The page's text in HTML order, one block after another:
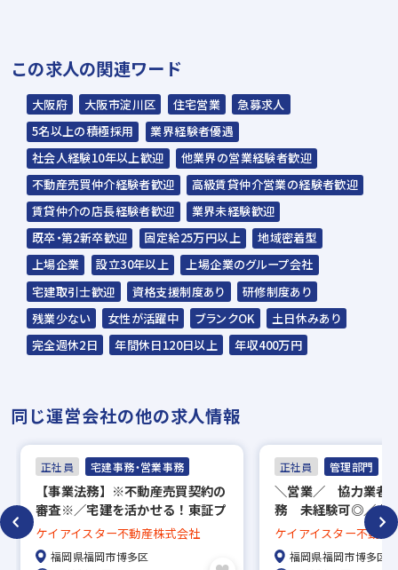
内定
☆ご応募から内定までは3～4週間を予定。
☆入社時期は相談に応じます。現在、在職中
の方も積極的にご応募ください。
☆応募の秘密は厳守いたします。
関わる人すべてが豊か
で楽しく快適に暮らせ
る社会を目指していま
す。
2023年 第17回 キッ
ズデザイン賞 受賞！
「みんなの交差庭（こ
うさてい）」
2023年 第17回 キッ
ズデザイン賞 受賞！
「小路の小町
komichi no Komachi」
この求人の関連ワード
大阪府 大阪市淀川区 住宅営業
急募求人
5名以上の積極採用
業界経験者優遇
社会人経験10年以上歓迎
他業界の営業経験者歓迎
不動産売買仲介経験者歓迎
高級賃貸仲介営業の経験者歓迎
賃貸仲介の店長経験者歓迎
業界未経験歓迎
既卒・第2新卒歓迎
固定給25万円以上
地域密着型
上場企業
設立30年以上
上場企業のグループ会社
宅建取引士歓迎
資格支援制度あり
研修制度あり
残業少ない
女性が活躍中 ブランクOK
土日休みあり
完全週休2日
年間休日120日以上 年収400万円
同じ運営会社の他の求人情報
正社員 宅建事務・営業事務
【事業法務】※不動産売買契約の
審査※／宅建を活かせる！東証プ
ライム市場上場企業／年間休日
115日／福利厚生充実◎
ケイアイスター不動産株式会社
福岡県福岡市博多区
正社員 管理部門
＼営業／ 協力業者
務 未経験可◎／土
休日120日／インセ
ケイアイスター不動産
福岡県福岡市博多区